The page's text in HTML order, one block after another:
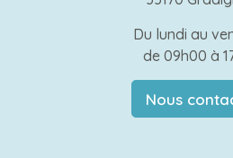
Du lundi au
de 09h00 à
Nous